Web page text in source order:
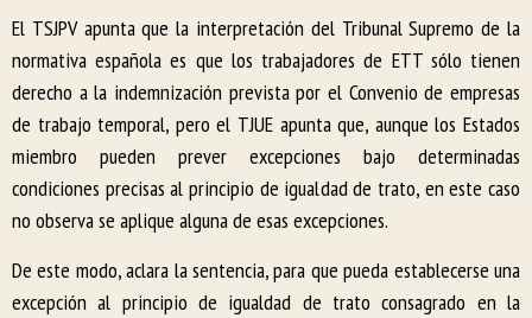
El TSJPV apunta que la interpretación del Tribunal Supremo de la
normativa española es que los trabajadores de ETT sólo tienen
derecho a la indemnización prevista por el Convenio de empresas
de trabajo temporal, pero el TJUE apunta que, aunque los Estados
miembro pueden prever excepciones bajo determinadas
condiciones precisas al principio de igualdad de trato, en este caso
no observa se aplique alguna de esas excepciones.
De este modo, aclara la sentencia, para que pueda establecerse una
excepción al principio de igualdad de trato consagrado en la